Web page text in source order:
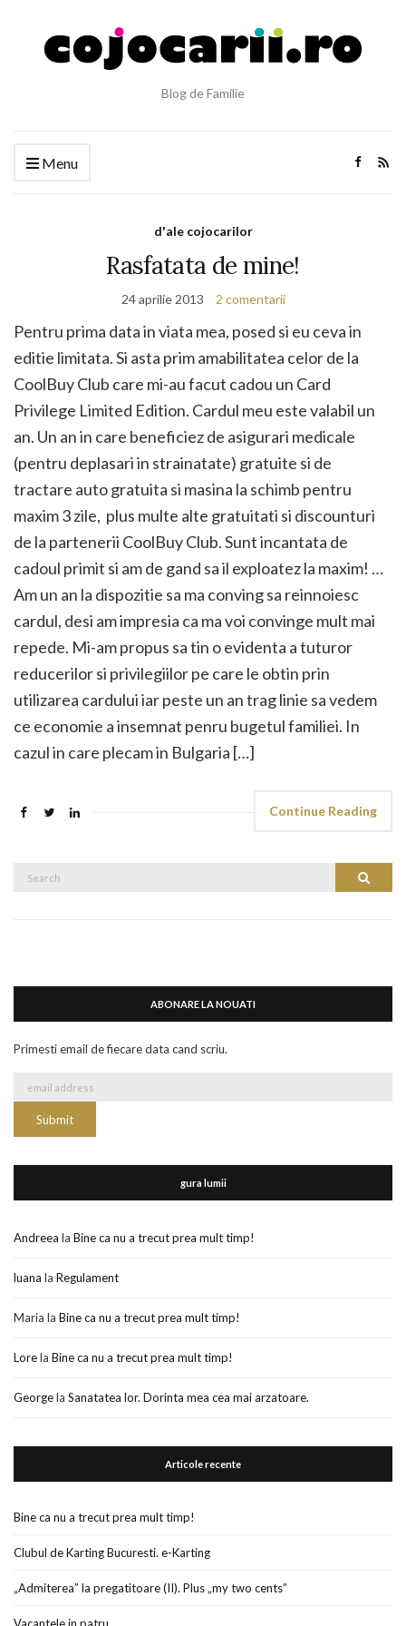
Blog de Familie
Menu
d'ale cojocarilor
Rasfatata de mine!
24 aprilie 2013 2 comentarii
Pentru prima data in viata mea, posed si eu ceva in
editie limitata. Si asta prim amabilitatea celor de la
CoolBuy Club care mi-au facut cadou un Card
Privilege Limited Edition. Cardul meu este valabil un
an. Un an in care beneficiez de asigurari medicale
(pentru deplasari in strainatate) gratuite si de
tractare auto gratuita si masina la schimb pentru
maxim 3 zile, plus multe alte gratuitati si discounturi
de la partenerii CoolBuy Club. Sunt incantata de
cadoul primit si am de gand sa il exploatez la maxim! …
Am un an la dispozitie sa ma conving sa reinnoiesc
cardul, desi am impresia ca ma voi convinge mult mai
repede. Mi-am propus sa tin o evidenta a tuturor
reducerilor si privilegiilor pe care le obtin prin
utilizarea cardului iar peste un an trag linie sa vedem
ce economie a insemnat penru bugetul familiei. In
cazul in care plecam in Bulgaria […]
Continue Reading
Search
ABONARE LA NOUATI
Primesti email de fiecare data cand scriu.
gura lumii
Andreea la Bine ca nu a trecut prea mult timp!
luana la Regulament
Maria la Bine ca nu a trecut prea mult timp!
Lorela Bine ca nu a trecut prea mult timp!
Georgela Sanatatea lor. Dorinta mea cea mai arzatoare.
Articole recente
Bine ca nu a trecut prea mult timp!
Clubul de Karting Bucuresti. e-Karting
„Admiterea” la pregatitoare (II). Plus „my two cents”